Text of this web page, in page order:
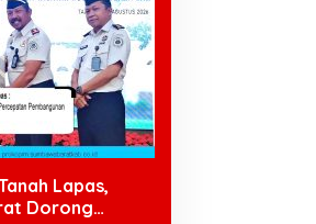
Lapas,
Dorong